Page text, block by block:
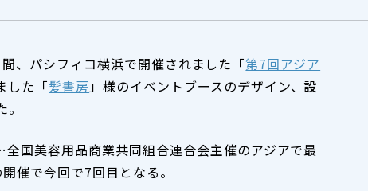
、パシフィコ横浜で開催されました「第7回アジア
した「髪書房」様のイベントブースのデザイン、設
国美容用品商業共同組合連合会主催のアジアで最
催で今回で7回目となる。